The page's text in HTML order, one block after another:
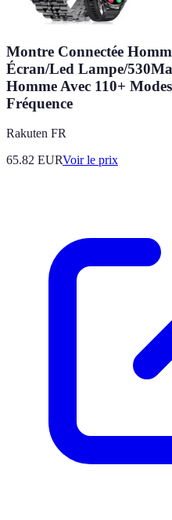
Montre Connectée
Écran/Led Lampe/
Homme Avec 110+
Fréquence
Rakuten FR
65.82 EURVoir le prix